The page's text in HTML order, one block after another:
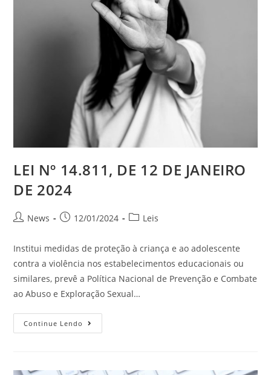
LEI Nº 14.811, DE 12 DE JANEIRO
DE 2024
News 12/01/2024 Leis
Institui medidas de proteção à criança e ao adolescente
contra a violência nos estabelecimentos educacionais ou
similares, prevê a Política Nacional de Prevenção e Combate
ao Abuso e Exploração Sexual…
Continue Lendo